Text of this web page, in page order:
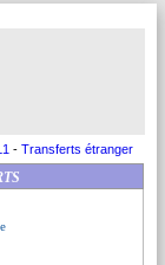
- Transferts étranger